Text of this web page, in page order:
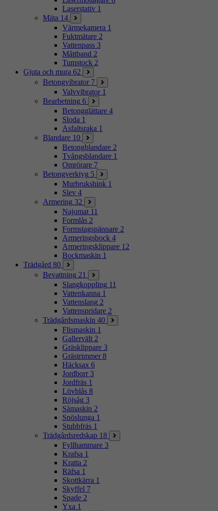
Laserstativ 1
Mäta 14
Värmekamera 1
Fuktmätare 2
Vattenpass 3
Måttband 2
Tumstock 2
Gjuta och mura 62
Betongvibrator 7
Valvvibrator 1
Bearbetning 6
Betongglättare 4
Sloda 1
Asfaltsraka 1
Blandare 10
Betongblandare 2
Tvångsblandare 1
Omrörare 7
Betongverktyg 5
Murbrukshink 1
Slev 4
Armering 32
Najomat 11
Formlås 2
Formstagspännare 2
Armeringsbock 4
Armeringsklippare 12
Bockmaskin 1
Trädgård 80
Bevattning 21
Slangkoppling 11
Vattenkanna 1
Vattenslang 2
Vattenspridare 2
Trädgårdsmaskin 40
Flismaskin 1
Gallervält 2
Gräsklippare 3
Grästrimmer 8
Häcksax 6
Jordborr 3
Jordfräs 1
Lövblås 8
Röjsåg 3
Såmaskin 2
Snöslunga 1
Stubbfräs 1
Trädgårdsredskap 18
Fyllhammare 3
Krafsa 1
Kratta 2
Räfsa 1
Skottkärra 1
Skyffel 7
Spade 2
Yxa 1